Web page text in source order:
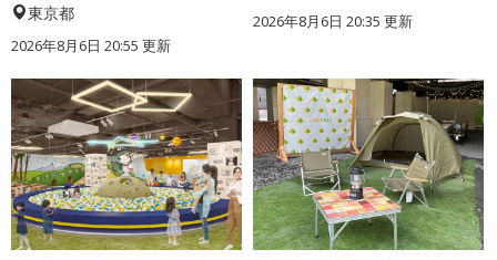
東京都
2026年8月6日 20:55 更新
2026年8月6日 20:35 更新